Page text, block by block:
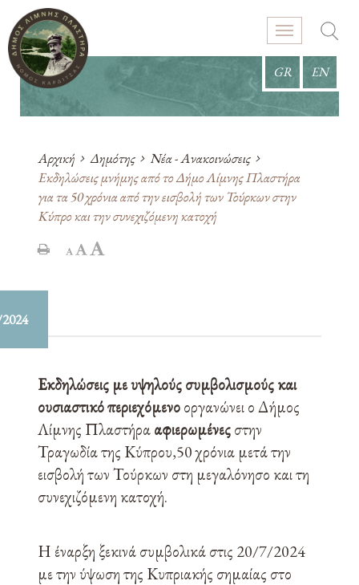
GR EN
Αρχική Δημότης
Νέα - Ανακοινώσεις
Εκδηλώσεις μνήμης από το Δήμο Λίμνης Πλαστήρα
για τα 50 χρόνια από την εισβολή των Τούρκων στην
Κύπρο και την συνεχιζόμενη κατοχή
Εκδηλώσεις με υψηλούς συμβολισμούς και
ουσιαστικό περιεχόμενοοργανώνει ο Δήμος
Λίμνης Πλαστήρααφιερωμένεςστην
Τραγωδία της Κύπρου,50 χρόνια μετά την
εισβολή των Τούρκων στη μεγαλόνησο και τη
συνεχιζόμενη κατοχή.
Η έναρξη ξεκινά συμβολικά στις 20/7/2024
με την ύψωση της Κυπριακής σημαίας στο